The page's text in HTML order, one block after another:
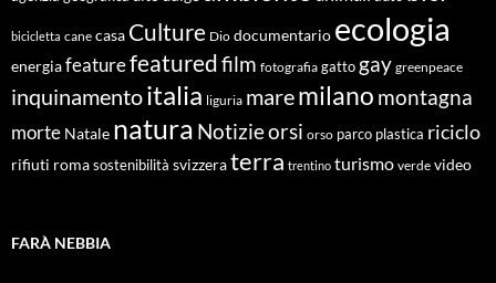
bicicletta cane casa Culture Dio documentario ecologia
energiafeaturefeaturedfilm fotografia gatto gay greenpeace
inquinamentoitalia liguria maremilano montagna
morte Natale natura Notizieorsi orso parco plastica riciclo
rifiuti roma sostenibilità svizzeraterra trentino turismo verde video
FARÀ NEBBIA